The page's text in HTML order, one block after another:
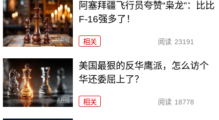
阿塞拜疆飞行员夸赞“枭龙”：比比
F-16强多了！
相关 阅读 23191
美国最狠的反华鹰派，怎么访个
华还委屈上了？
相关 阅读 18778